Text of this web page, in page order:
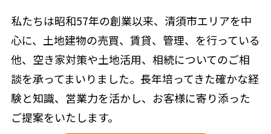
私たちは昭和57年の創業以来、清須市エリアを中
心に、土地建物の売買、賃貸、管理、を行っている
他、空き家対策や土地活用、相続についてのご相
談を承ってまいりました。長年培ってきた確かな経
験と知識、営業力を活かし、お客様に寄り添った
ご提案をいたします。